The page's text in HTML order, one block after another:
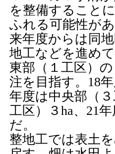
を整備すること
ふれる可能性が
来年度からは同
地工などを進め
東部（１工区）
注を目指す。18
年度は中央部（
工区）３ha、21
だ。
整地工では表土